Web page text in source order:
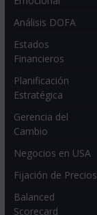
Análisis DOFA
Estados
Financieros
Planificación
Estratégica
Gerencia del
Cambio
Negocios en USA
Fijación de Precios
Balanced
Scorecard